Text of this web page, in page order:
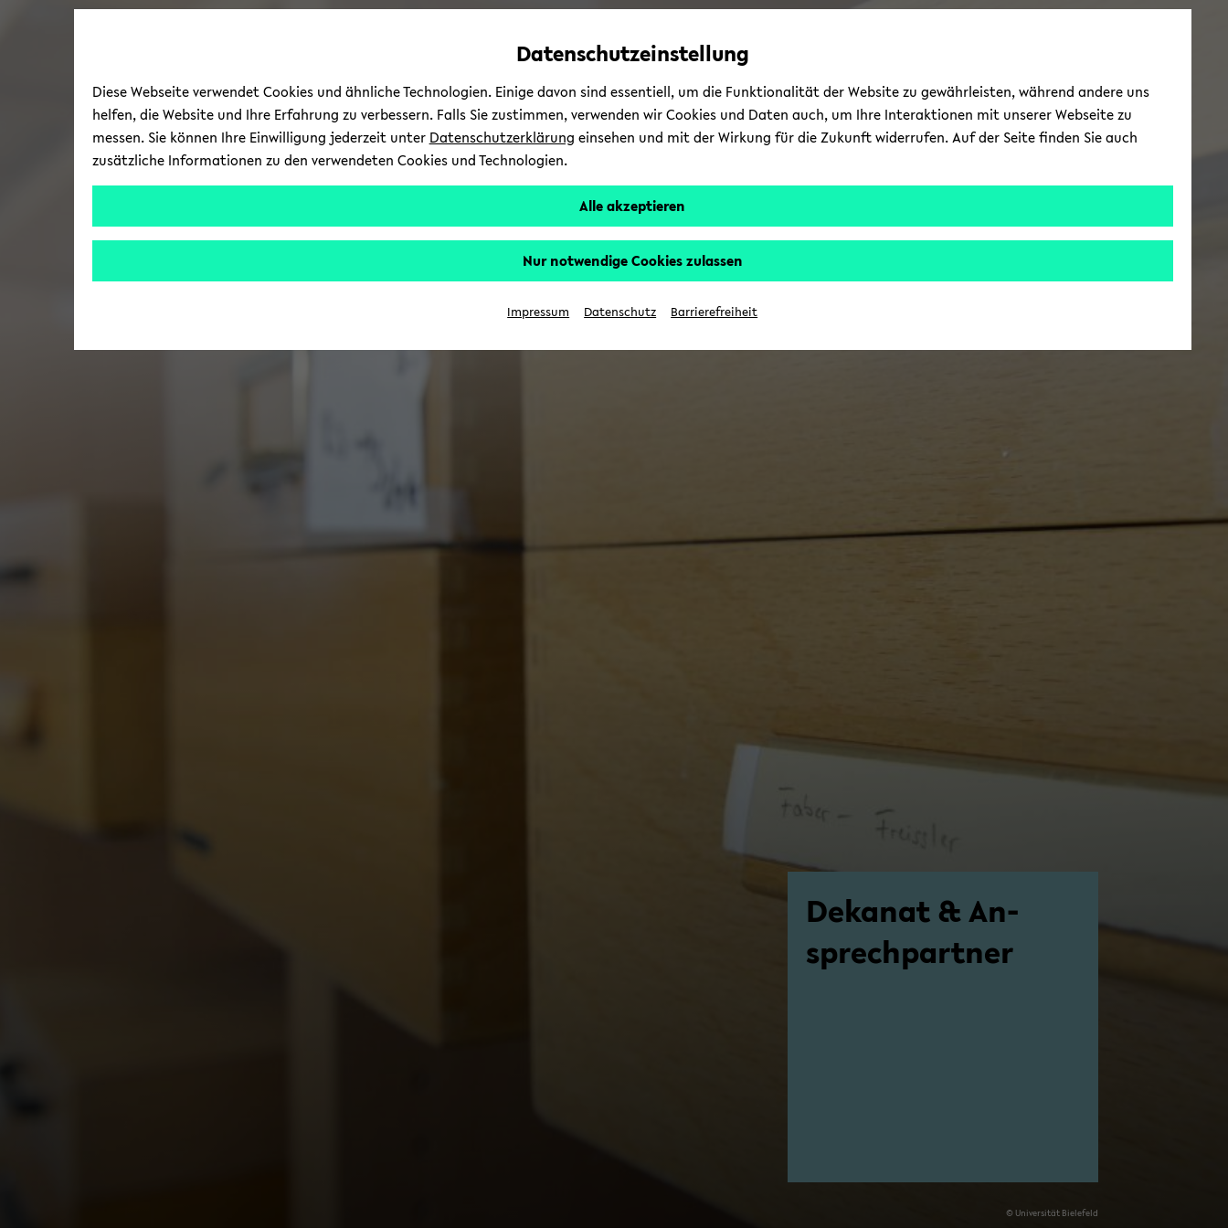
Automatische
vermeiden
zum
wechseln
zum
wechseln
zum
wechseln
De­ka­nat & An­
sprech­part­ner
© Uni­ver­si­tät Bie­le­feld
Datenschutzeinstellung
Diese Webseite verwendet Cookies und ähnliche Technologien. Einige davon sind essentiell, um die Funktionalität der Website zu gewährleisten, während andere uns
helfen, die Website und Ihre Erfahrung zu verbessern. Falls Sie zustimmen, verwenden wir Cookies und Daten auch, um Ihre Interaktionen mit unserer Webseite zu
messen. Sie können Ihre Einwilligung jederzeit unter Datenschutzerklärung einsehen und mit der Wirkung für die Zukunft widerrufen. Auf der Seite finden Sie auch
zusätzliche Informationen zu den verwendeten Cookies und Technologien.
Alle akzeptieren
Nur notwendige Cookies zulassen
Impressum Datenschutz Barrierefreiheit